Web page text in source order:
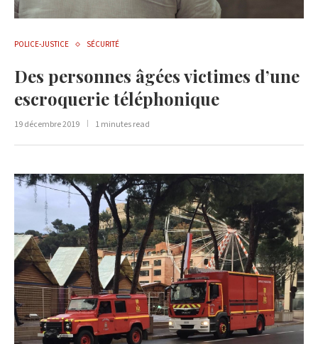
POLICE-JUSTICE SÉCURITÉ
Des personnes âgées victimes d’une
escroquerie téléphonique
19 décembre 2019 1 minutes read